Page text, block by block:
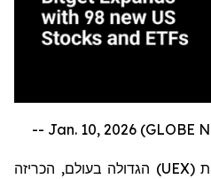
(
UEX) הגדולה בעולם, הכריזה